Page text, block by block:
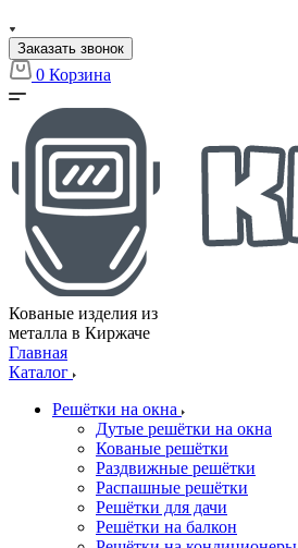
Заказать звонок
0 Корзина
Кованые изделия из
металла в Киржаче
Главная
Каталог
Решётки на окна
Дутые решётки на окна
Кованые решётки
Раздвижные решётки
Распашные решётки
Решётки для дачи
Решётки на балкон